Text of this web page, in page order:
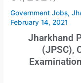
Government Jobs,
February 14, 2021
Jharkhand
(JPSC),